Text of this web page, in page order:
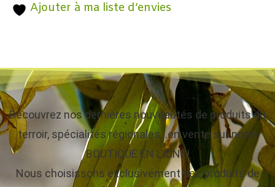
Ajouter à ma liste d’envies
Découvrez nos dernières nouveautés de produits du
terroir, spécialités régionales…en vente sur notre
BOUTIQUE EN LIGNE!
Nous choisissons exclusivement des produits de